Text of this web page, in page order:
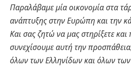
Παραλάβαμε μία οικονομία στα
ανάπτυξης στην Ευρώπη και την
Και σας ζητώ να μας στηρίξετε και
συνεχίσουμε αυτή την προσπάθεια,
όλων των Ελληνίδων και όλων